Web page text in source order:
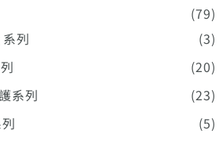
(79)
列
(3)
(20)
系列
(23)
(5)